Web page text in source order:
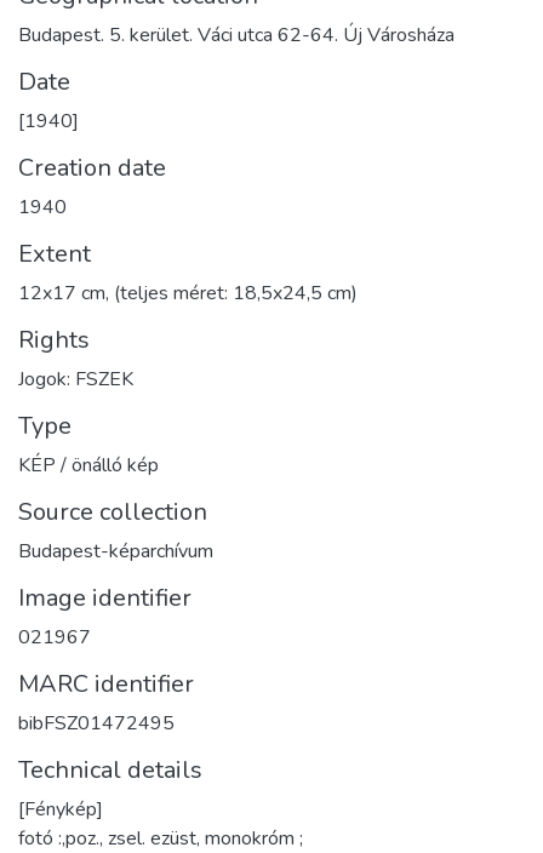
Budapest. 5. kerület. Váci utca 62-64. Új Városháza
Date
[1940]
Creation date
1940
Extent
12x17 cm, (teljes méret: 18,5x24,5 cm)
Rights
Jogok: FSZEK
Type
KÉP / önálló kép
Source collection
Budapest-képarchívum
Image identifier
021967
MARC identifier
bibFSZ01472495
Technical details
[Fénykép]
fotó :,poz., zsel. ezüst, monokróm ;